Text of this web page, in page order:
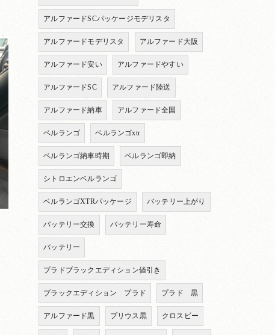
アルファードSCパッケージモデリスタ
アルファードモデリスタ アルファード大阪
アルファード安い アルファードやすい
アルファードSC アルファード陸送
アルファード納車 アルファード全国
ベルランゴ ベルランゴxtr
ベルランゴ納車時期 ベルランゴ即納
シトロエンベルランゴ
ベルランゴXTRパッケージ バッテリー上がり
バッテリー交換 バッテリー寿命
バッテリー
プラドブラックエディション値引き
ブラックエディション プラド プラド 黒
アルファード黒 プリウス黒 クロスビー